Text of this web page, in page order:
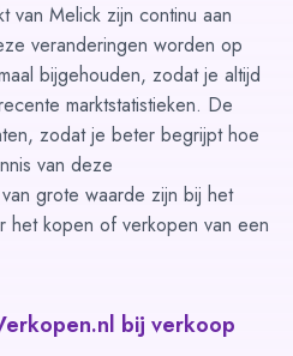
van Melick zijn continu aan
veranderingen worden op
bijgehouden, zodat je altijd
marktstatistieken. De
zodat je beter begrijpt hoe
van deze
grote waarde zijn bij het
het kopen of verkopen van een
bij verkoop